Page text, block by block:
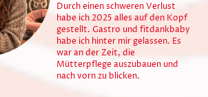
Durch einen schweren Verlust
habe ich 2025 alles auf den Kopf
gestellt. Gastro und fitdankbaby
habe ich hinter mir gelassen. Es
war an der Zeit, die
Mütterpflege auszubauen und
nach vorn zu blicken.